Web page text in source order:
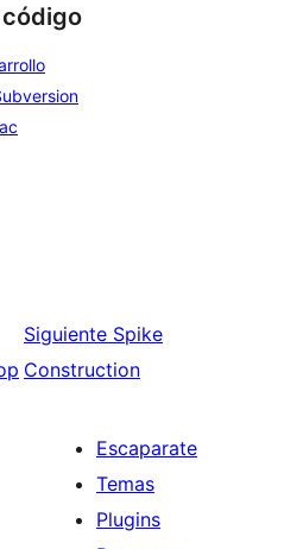
Siguiente Spike
Construction
Escaparate
Temas
Plugins